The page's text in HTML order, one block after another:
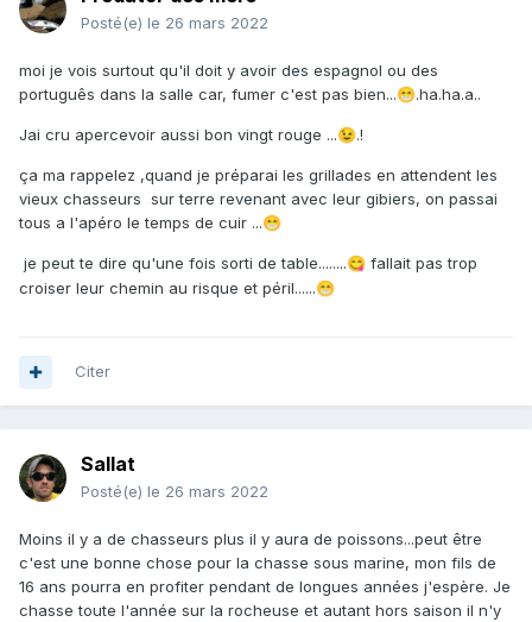
Posté(e) le 26 mars 2022
moi je vois surtout qu'il doit y avoir des espagnol ou des
português dans la salle car, fumer c'est pas bien...😁.ha.ha.a..
Jai cru apercevoir aussi bon vingt rouge ...😉.!
ça ma rappelez ,quand je préparai les grillades en attendent les
vieux chasseurs sur terre revenant avec leur gibiers, on passai
tous a l'apéro le temps de cuir ...😁
je peut te dire qu'une fois sorti de table........😋 fallait pas trop
croiser leur chemin au risque et péril......😁
Citer
Sallat
Posté(e) le 26 mars 2022
Moins il y a de chasseurs plus il y aura de poissons...peut être
c'est une bonne chose pour la chasse sous marine, mon fils de
16 ans pourra en profiter pendant de longues années j'espère. Je
chasse toute l'année sur la rocheuse et autant hors saison il n'y